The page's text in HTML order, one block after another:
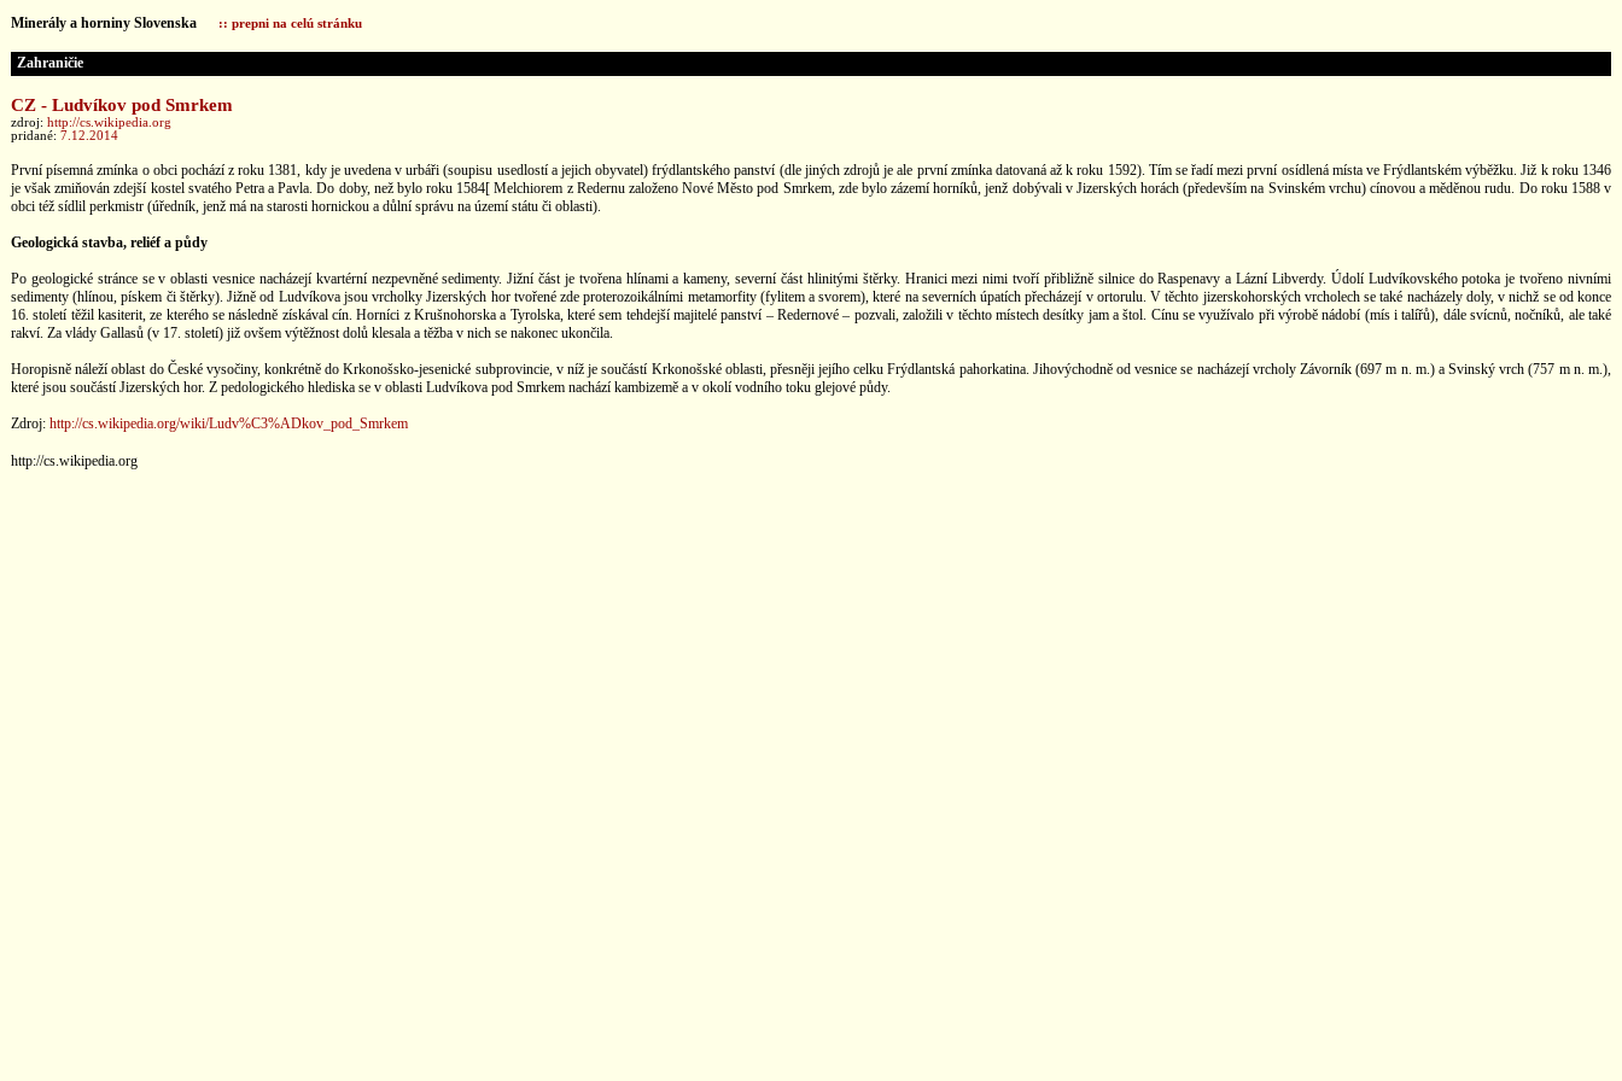
Minerály a horniny Slovenska :: prepni na celú stránku
Zahraničie
CZ - Ludvíkov pod Smrkem
zdroj: http://cs.wikipedia.org
pridané: 7.12.2014
První písemná zmínka o obci pochází z roku 1381, kdy je uvedena v urbáři (soupisu usedlostí a jejich obyvatel) frýdlantského panství (dle jiných zdrojů je ale první zmínka datovaná až k roku 1592). Tím se řadí mezi první osídlená místa ve Frýdlantském výběžku. Již k roku 1346
je však zmiňován zdejší kostel svatého Petra a Pavla. Do doby, než bylo roku 1584[ Melchiorem z Redernu založeno Nové Město pod Smrkem, zde bylo zázemí horníků, jenž dobývali v Jizerských horách (především na Svinském vrchu) cínovou a měděnou rudu. Do roku 1588 v
obci též sídlil perkmistr (úředník, jenž má na starosti hornickou a důlní správu na území státu či oblasti).
Geologická stavba, reliéf a půdy
Po geologické stránce se v oblasti vesnice nacházejí kvartérní nezpevněné sedimenty. Jižní část je tvořena hlínami a kameny, severní část hlinitými štěrky. Hranici mezi nimi tvoří přibližně silnice do Raspenavy a Lázní Libverdy. Údolí Ludvíkovského potoka je tvořeno nivními
sedimenty (hlínou, pískem či štěrky). Jižně od Ludvíkova jsou vrcholky Jizerských hor tvořené zde proterozoikálními metamorfity (fylitem a svorem), které na severních úpatích přecházejí v ortorulu. V těchto jizerskohorských vrcholech se také nacházely doly, v nichž se od konce
16. století těžil kasiterit, ze kterého se následně získával cín. Horníci z Krušnohorska a Tyrolska, které sem tehdejší majitelé panství – Redernové – pozvali, založili v těchto místech desítky jam a štol. Cínu se využívalo při výrobě nádobí (mís i talířů), dále svícnů, nočníků, ale také
rakví. Za vlády Gallasů (v 17. století) již ovšem výtěžnost dolů klesala a těžba v nich se nakonec ukončila.
Horopisně náleží oblast do České vysočiny, konkrétně do Krkonošsko-jesenické subprovincie, v níž je součástí Krkonošské oblasti, přesněji jejího celku Frýdlantská pahorkatina. Jihovýchodně od vesnice se nacházejí vrcholy Závorník (697 m n. m.) a Svinský vrch (757 m n. m.),
které jsou součástí Jizerských hor. Z pedologického hlediska se v oblasti Ludvíkova pod Smrkem nachází kambizemě a v okolí vodního toku glejové půdy.
Zdroj: http://cs.wikipedia.org/wiki/Ludv%C3%ADkov_pod_Smrkem
http://cs.wikipedia.org